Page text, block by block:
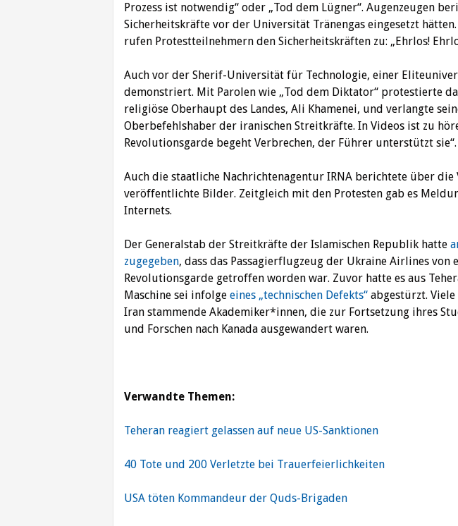
Prozess ist notwendig“ oder „Tod dem Lügner“. Augenzeugen
Sicherheitskräfte vor der Universität Tränengas eingesetzt
rufen Protestteilnehmern den Sicherheitskräften zu: „Ehrlos!
Auch vor der Sherif-Universität für Technologie, einer
demonstriert. Mit Parolen wie „Tod dem Diktator“ protestierte
religiöse Oberhaupt des Landes, Ali Khamenei, und verlangte
Oberbefehlshaber der iranischen Streitkräfte. In Videos ist zu
Revolutionsgarde begeht Verbrechen, der Führer unterstützt sie“.
Auch die staatliche Nachrichtenagentur IRNA berichtete über die
veröffentlichte Bilder. Zeitgleich mit den Protesten gab es
Internets.
Der Generalstab der Streitkräfte der Islamischen Republik hatte
zugegeben, dass das Passagierflugzeug der Ukraine Airlines von
Revolutionsgarde getroffen worden war. Zuvor hatte es aus
Maschine sei infolge eines „technischen Defekts“ abgestürzt.
Iran stammende Akademiker*innen, die zur Fortsetzung ihres
und Forschen nach Kanada ausgewandert waren.
Verwandte Themen:
Teheran reagiert gelassen auf neue US-Sanktionen
40 Tote und 200 Verletzte bei Trauerfeierlichkeiten
USA töten Kommandeur der Quds-Brigaden